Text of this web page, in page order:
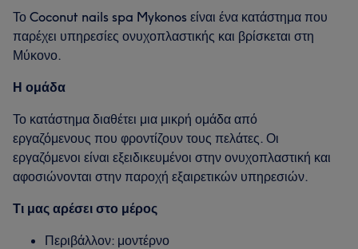
Το Coconut nails spa Mykonos είναι ένα κατάστημα που
παρέχει υπηρεσίες ονυχοπλαστικής και βρίσκεται στη
Μύκονο.
Η ομάδα
Το κατάστημα διαθέτει μια μικρή ομάδα από
εργαζόμενους που φροντίζουν τους πελάτες. Οι
εργαζόμενοι είναι εξειδικευμένοι στην ονυχοπλαστική και
αφοσιώνονται στην παροχή εξαιρετικών υπηρεσιών.
Τι μας αρέσει στο μέρος
Περιβάλλον: μοντέρνο